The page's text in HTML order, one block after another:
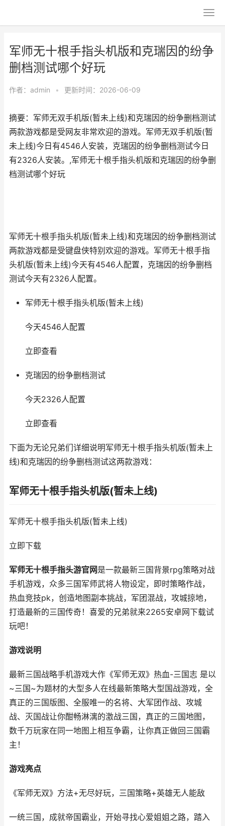
军师无十根手指头机版和克瑞因的纷争
删档测试哪个好玩
作者： admin • 更新时间：2026-06-09
摘要：军师无双手机版(暂未上线)和克瑞因的纷争删档测试
两款游戏都是受网友非常欢迎的游戏。军师无双手机版(暂
未上线)今日有4546人安装，克瑞因的纷争删档测试今日
有2326人安装。,军师无十根手指头机版和克瑞因的纷争删
档测试哪个好玩
军师无十根手指头机版(暂未上线)和克瑞因的纷争删档测试
两款游戏都是受键盘侠特别欢迎的游戏。军师无十根手指
头机版(暂未上线)今天有4546人配置，克瑞因的纷争删档
测试今天有2326人配置。
军师无十根手指头机版(暂未上线)
今天4546人配置
立即查看
克瑞因的纷争删档测试
今天2326人配置
立即查看
下面为无论兄弟们详细说明军师无十根手指头机版(暂未上
线)和克瑞因的纷争删档测试这两款游戏：
军师无十根手指头机版(暂未上线)
军师无十根手指头机版(暂未上线)
立即下载
军师无十根手指头游官网是一款最新三国背景rpg策略对战
手机游戏，众多三国军师武将人物设定，即时策略作战，
热血竞技pk，创造地图副本挑战，军团混战，攻城掠地，
打造最新的三国传奇！喜爱的兄弟就来2265安卓网下载试
玩吧！
游戏说明
最新三国战略手机游戏大作《军师无双》热血-三国志 是以
~三国~为题材的大型多人在线最新策略大型国战游戏，全
真正的三国版图、全服唯一的名将、大军团作战、攻城
战、灭国战让你酣畅淋漓的激战三国，真正的三国地图，
数千万玩家在同一地图上相互争霸，让你真正做回三国霸
主！
游戏亮点
《军师无双》方法+无尽好玩，三国策略+英雄无人能敌
一统三国，成就帝国霸业，开始寻找心爱姐姐之路，踏入